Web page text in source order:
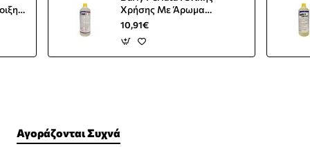
Χρήσης Με Άρωμα
Μαργαρίτας 1L
10,91€
Αγοράζονται Συχνά